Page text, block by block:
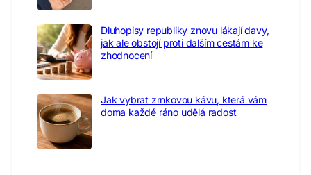
Dluhopisy republiky znovu lákají davy,
jak ale obstojí proti dalším cestám ke
zhodnocení
Jak vybrat zrnkovou kávu, která vám
doma každé ráno udělá radost